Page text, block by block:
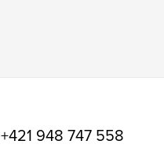
+421 948 747 558